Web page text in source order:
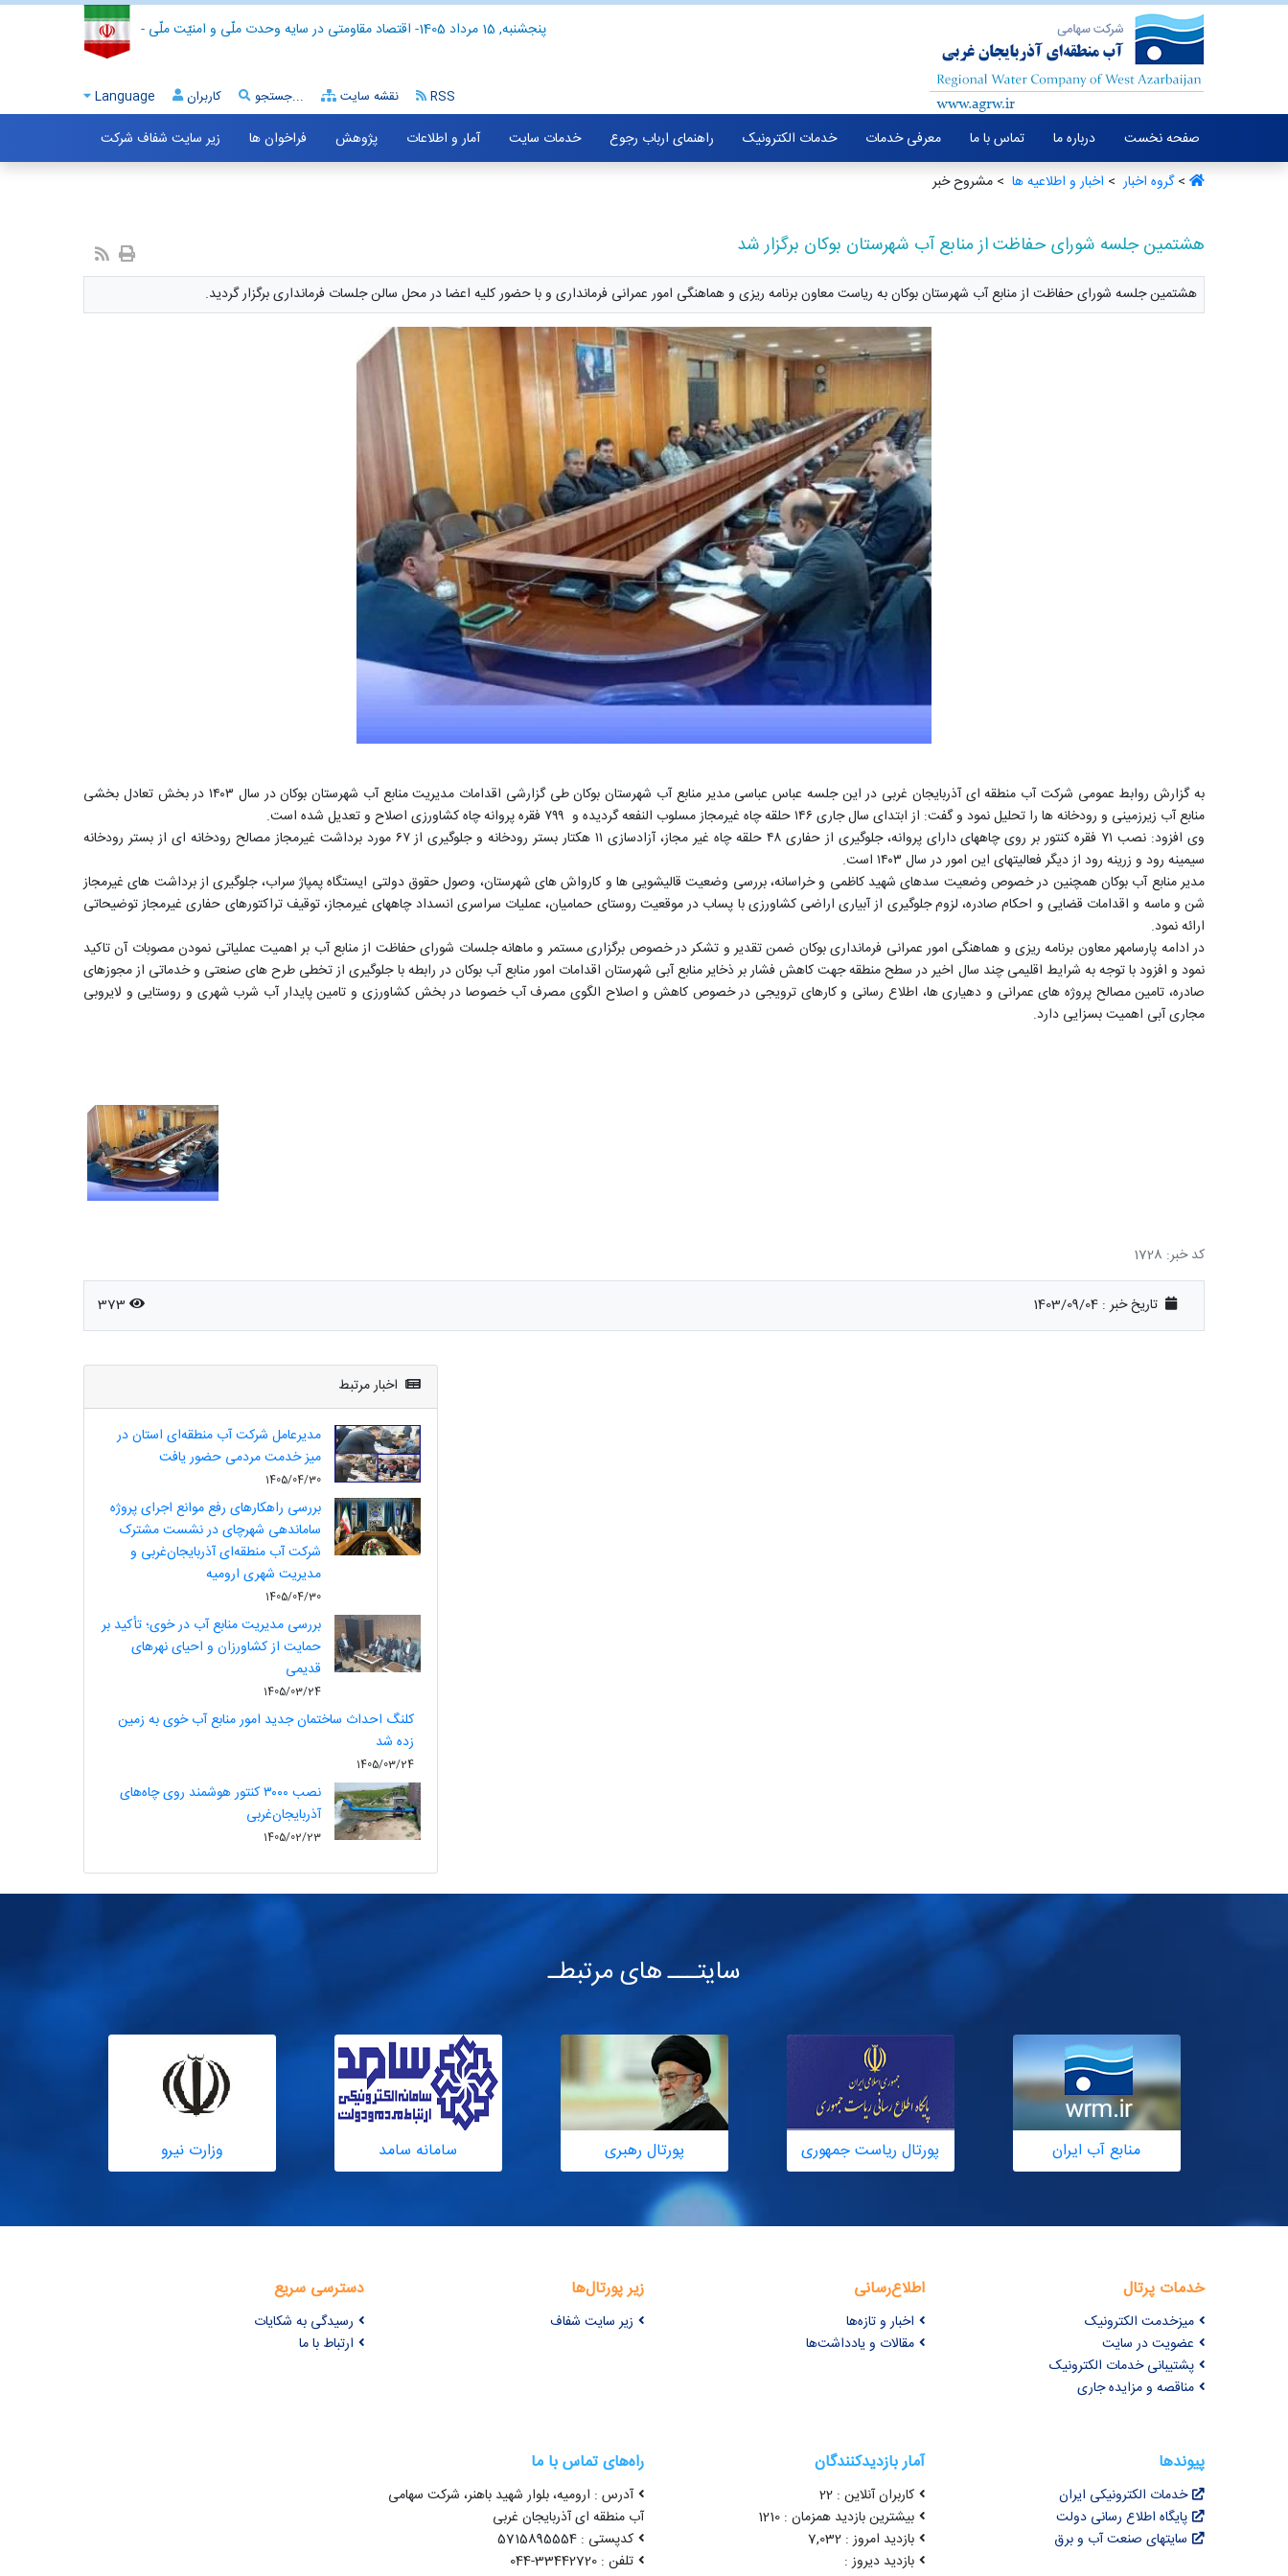
- اقتصاد مقاومتی در سایه وحدت ملّی و امنیّت ملّی - پنجشنبه, 15 مرداد 1405
Language کاربران جستجو... نقشه سایت RSS
صفحه نخست درباره ما تماس با ما معرفی خدمات خدمات الکترونیک راهنمای ارباب رجوع خدمات سایت آمار و اطلاعات پژوهش فراخوان ها
زیر سایت شفاف شرکت
>گروه اخبار ‏ > اخبار و اطلاعیه ها ‏ > مشروح خبر
هشتمین جلسه شورای حفاظت از منابع آب شهرستان بوکان برگزار شد
هشتمین جلسه شورای حفاظت از منابع آب شهرستان بوکان به ریاست معاون برنامه ریزی و هماهنگی امور عمرانی فرمانداری و با حضور کلیه اعضا در محل سالن جلسات فرمانداری برگزار گردید.
به گزارش روابط عمومی شرکت آب منطقه ای آذربایجان غربی در این جلسه عباس عباسی مدیر منابع آب شهرستان بوکان طی گزارشی اقدامات مدیریت منابع آب شهرستان بوکان در سال ۱۴۰۳ در بخش تعادل بخشی
منابع آب زیرزمینی و رودخانه ها را تحلیل نمود و گفت: از ابتدای سال جاری ۱۴۶ حلقه چاه غیرمجاز مسلوب النفعه گردیده و ۷۹۹ فقره پروانه چاه کشاورزی اصلاح و تعدیل شده است.
وی افزود: نصب ۷۱ فقره کنتور بر روی چاههای دارای پروانه، جلوگیری از حفاری ۴۸ حلقه چاه غیر مجاز، آزادسازی ۱۱ هکتار بستر رودخانه و جلوگیری از ۶۷ مورد برداشت غیرمجاز مصالح رودخانه ای از بستر رودخانه
سیمینه رود و زرینه رود از دیگر فعالیتهای این امور در سال ۱۴۰۳ است.
مدیر منابع آب بوکان همچنین در خصوص وضعیت سدهای شهید کاظمی و خراسانه، بررسی وضعیت قالیشویی ها و کارواش های شهرستان، وصول حقوق دولتی ایستگاه پمپاژ سراب، جلوگیری از برداشت های غیرمجاز
شن و ماسه و اقدامات قضایی و احکام صادره، لزوم جلوگیری از آبیاری اراضی کشاورزی با پساب در موقعیت روستای حمامیان، عملیات سراسری انسداد چاههای غیرمجاز، توقیف تراکتورهای حفاری غیرمجاز توضیحاتی
ارائه نمود.
در ادامه پارسامهر معاون برنامه ریزی و هماهنگی امور عمرانی فرمانداری بوکان ضمن تقدیر و تشکر در خصوص برگزاری مستمر و ماهانه جلسات شورای حفاظت از منابع آب بر اهمیت عملیاتی نمودن مصوبات آن تاکید
نمود و افزود با توجه به شرایط اقلیمی چند سال اخیر در سطح منطقه جهت کاهش فشار بر ذخایر منابع آبی شهرستان اقدامات امور منابع آب بوکان در رابطه با جلوگیری از تخطی طرح های صنعتی و خدماتی از مجوزهای
صادره، تامین مصالح پروژه های عمرانی و دهیاری ها، اطلاع رسانی و کارهای ترویجی در خصوص کاهش و اصلاح الگوی مصرف آب خصوصا در بخش کشاورزی و تامین پایدار آب شرب شهری و روستایی و لایروبی
مجاری آبی اهمیت بسزایی دارد.
کد خبر: 1728
تاریخ خبر : 1403/09/04 373
اخبار مرتبط
مدیرعامل شرکت آب منطقه‌ای استان در
میز خدمت مردمی حضور یافت
1405/04/30
بررسی راهکارهای رفع موانع اجرای پروژه
ساماندهی شهرچای در نشست مشترک
شرکت آب منطقه‌ای آذربایجان‌غربی و
مدیریت شهری ارومیه
1405/04/30
بررسی مدیریت منابع آب در خوی؛ تأکید بر
حمایت از کشاورزان و احیای نهرهای
قدیمی
1405/03/24
کلنگ احداث ساختمان جدید امور منابع آب خوی به زمین
زده شد
1405/03/24
نصب ۳۰۰۰ کنتور هوشمند روی چاه‌های
آذربایجان‌غربی
1405/02/23
سایتـــ های مرتبطـ
منابع آب ایران پورتال ریاست جمهوری پورتال رهبری سامانه سامد وزارت نیرو
خدمات پرتال
میزخدمت الکترونیک
عضویت در سایت
پشتیبانی خدمات الکترونیک
مناقصه و مزایده جاری
اطلاع‌رسانی
اخبار و تازه‌ها
مقالات و یادداشت‌ها
زیر پورتال‌ها
زیر سایت شفاف
دسترسی سریع
رسیدگی به شکایات
ارتباط با ما
پیوندها
خدمات الکترونیکی ایران
پایگاه اطلاع رسانی دولت
سایتهای صنعت آب و برق
آمار بازدیدکنندگان
کاربران آنلاین : 22
بیشترین بازدید همزمان : 1210
بازدید امروز : 7,032
بازدید دیروز :
راه‌های تماس با ما
آدرس : ارومیه، بلوار شهید باهنر، شرکت سهامی
آب منطقه ای آذربایجان غربی
کدپستی : 5715895554
تلفن : 33442720-044